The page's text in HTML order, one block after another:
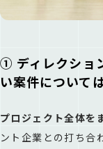
① ディレクショ
い案件について
プロジェクト全体を
ント企業との打ち合